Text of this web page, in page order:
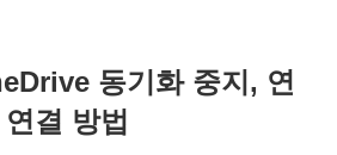
동기화 중지, 연
결 방법